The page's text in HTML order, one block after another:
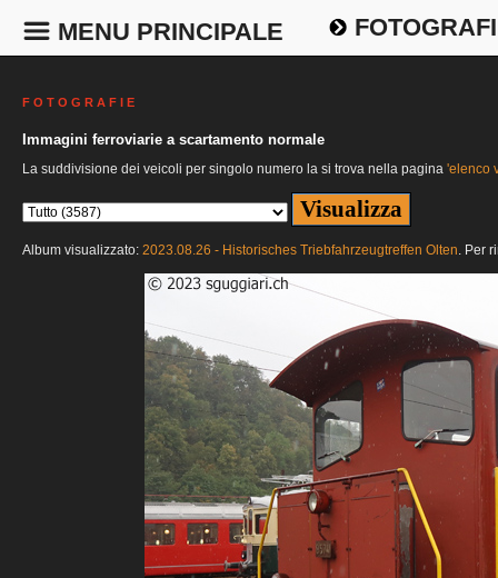
MENU PRINCIPALE
F O T O G R A F I E
Immagini ferroviarie a scartamento normale
La suddivisione dei veicoli per singolo numero la si trova nella pagina 'elenco
Album visualizzato: 2023.08.26 - Historisches Triebfahrzeugtreffen Olten. Per